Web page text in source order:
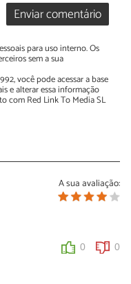
Enviar comentário
para uso interno. Os
sem a sua
você pode acessar a base
e alterar essa informação
com Red Link To Media SL
A sua avaliação:
0 0